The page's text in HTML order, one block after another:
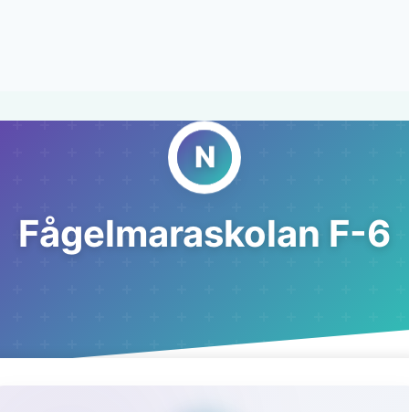
Fågelmaraskolan F-6